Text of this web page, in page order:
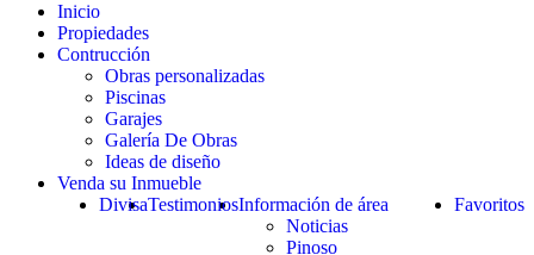
Inicio
Propiedades
Contrucción
Obras personalizadas
Piscinas
Garajes
Galería De Obras
Ideas de diseño
Venda su Inmueble
Favoritos
Información de área
Noticias
Pinoso
Testimonios
Divisa